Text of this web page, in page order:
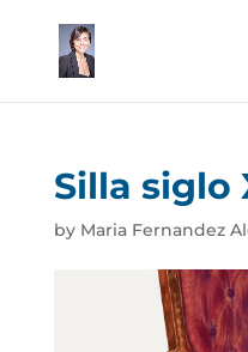
Silla siglo
by Maria Fernandez